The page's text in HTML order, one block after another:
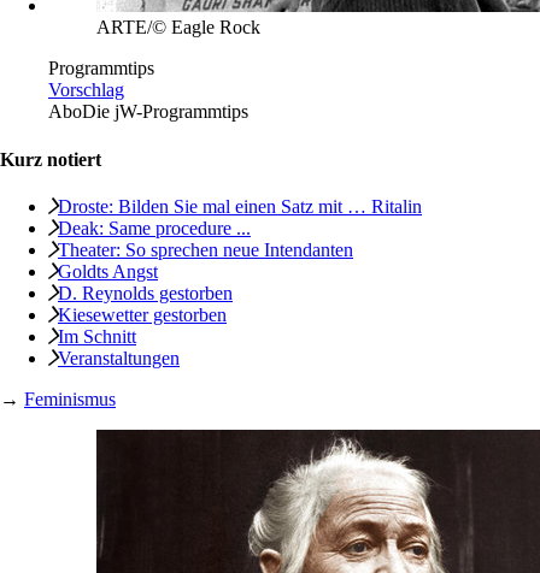
ARTE/© Eagle Rock
Programmtips
Vorschlag
AboDie jW-Programmtips
Kurz notiert
Droste: Bilden Sie mal einen Satz mit … Ritalin
Deak: Same procedure ...
Theater: So sprechen neue Intendanten
Goldts Angst
D. Reynolds gestorben
Kiesewetter gestorben
Im Schnitt
Veranstaltungen
→ Feminismus